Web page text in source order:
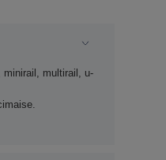
minirail, multirail, u-